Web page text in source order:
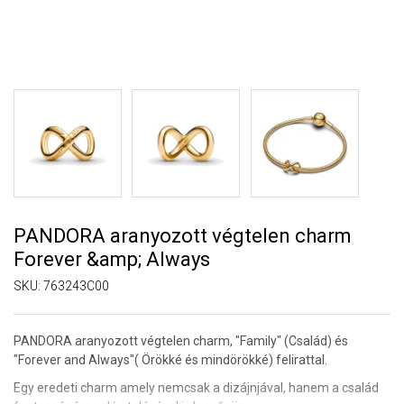
PANDORA aranyozott végtelen charm
Forever &amp; Always
SKU: 763243C00
PANDORA aranyozott végtelen charm, "Family" (Család) és
"Forever and Always"( Örökké és mindörökké) felirattal.
Egy eredeti charm amely nemcsak a dizájnjával, hanem a család